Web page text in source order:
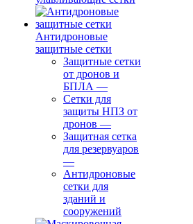
Антидроновые
защитные сетки
Защитные сетки
от дронов и
БПЛА —
Сетки для
защиты НПЗ от
дронов —
Защитная сетка
для резервуаров
—
Антидроновые
сетки для
зданий и
сооружений